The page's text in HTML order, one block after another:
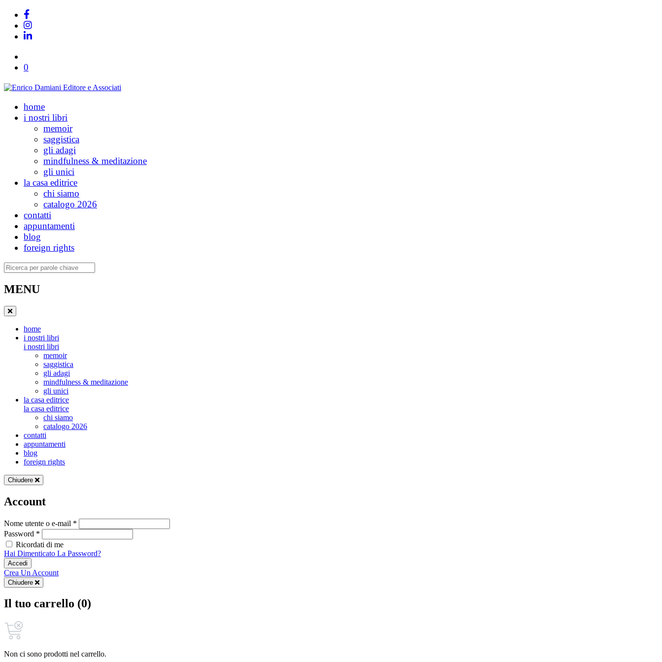
0
home
i nostri libri
memoir
saggistica
gli adagi
mindfulness & meditazione
gli unici
la casa editrice
chi siamo
catalogo 2026
contatti
appuntamenti
blog
foreign rights
Ricerca
MENU
home
i nostri libri
i nostri libri
memoir
saggistica
gli adagi
mindfulness & meditazione
gli unici
la casa editrice
la casa editrice
chi siamo
catalogo 2026
contatti
appuntamenti
blog
foreign rights
Chiudere
Account
Nome utente o e-mail *
Password *
Ricordati di me
Hai Dimenticato La Password?
Accedi
Crea Un Account
Chiudere
Il tuo carrello (0)
Non ci sono prodotti nel carrello.